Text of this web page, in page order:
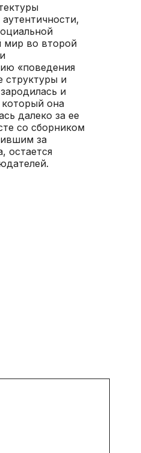
мир во второй
«поведения
структуры и
и
она
далеко за ее
со cборником
за
остается